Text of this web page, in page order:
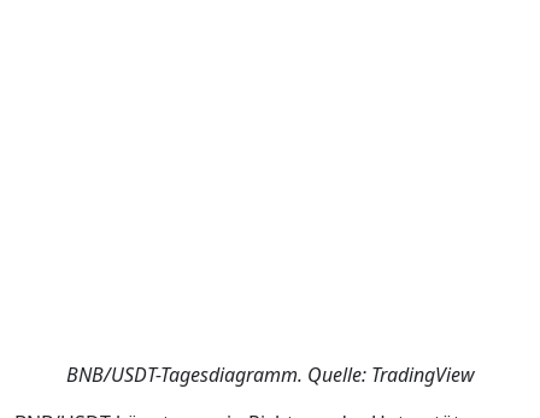
BNB/USDT-Tagesdiagramm. Quelle: TradingView